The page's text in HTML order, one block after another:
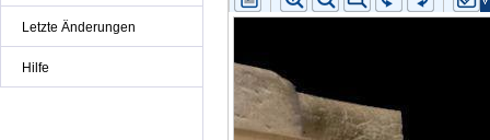
Letzte Änderungen
Hilfe